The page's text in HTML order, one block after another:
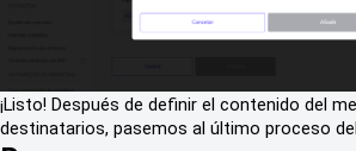
¡Listo! Después de definir el contenido del
destinatarios, pasemos al último proceso